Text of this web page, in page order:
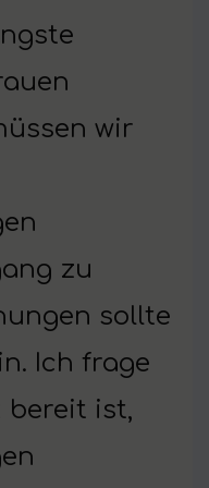
wir
zu
sollte
Ich frage
bereit ist,